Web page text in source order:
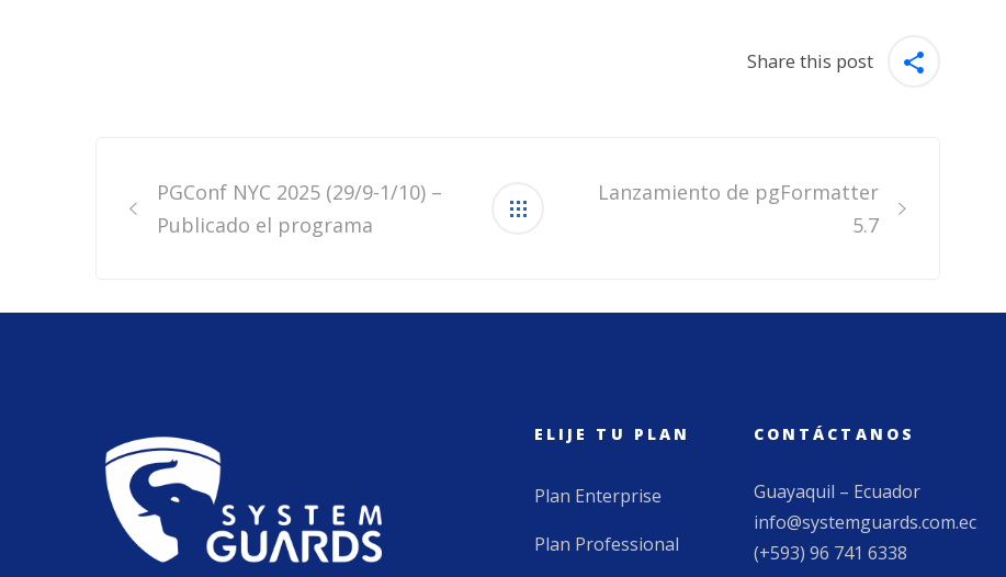
Share this post
navigation
PGConf NYC 2025 (29/9-1/10) –
Publicado el programa
Lanzamiento de pgFormatter
5.7
ELIJE TU PLAN
Plan Enterprise
Plan Professional
CONTÁCTANOS
Guayaquil – Ecuador
info@systemguards.com.ec
(+593) 96 741 6338